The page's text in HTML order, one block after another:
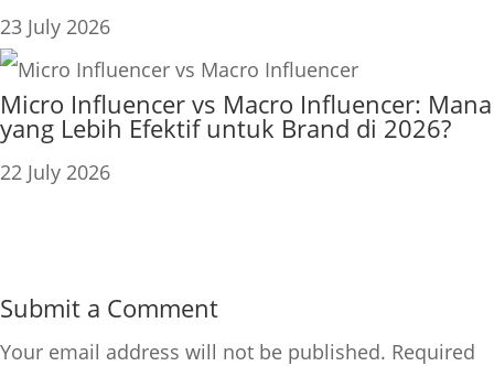
23 July 2026
Micro Influencer vs Macro Influencer: Mana
yang Lebih Efektif untuk Brand di 2026?
22 July 2026
Submit a Comment
Your email address will not be published. Required